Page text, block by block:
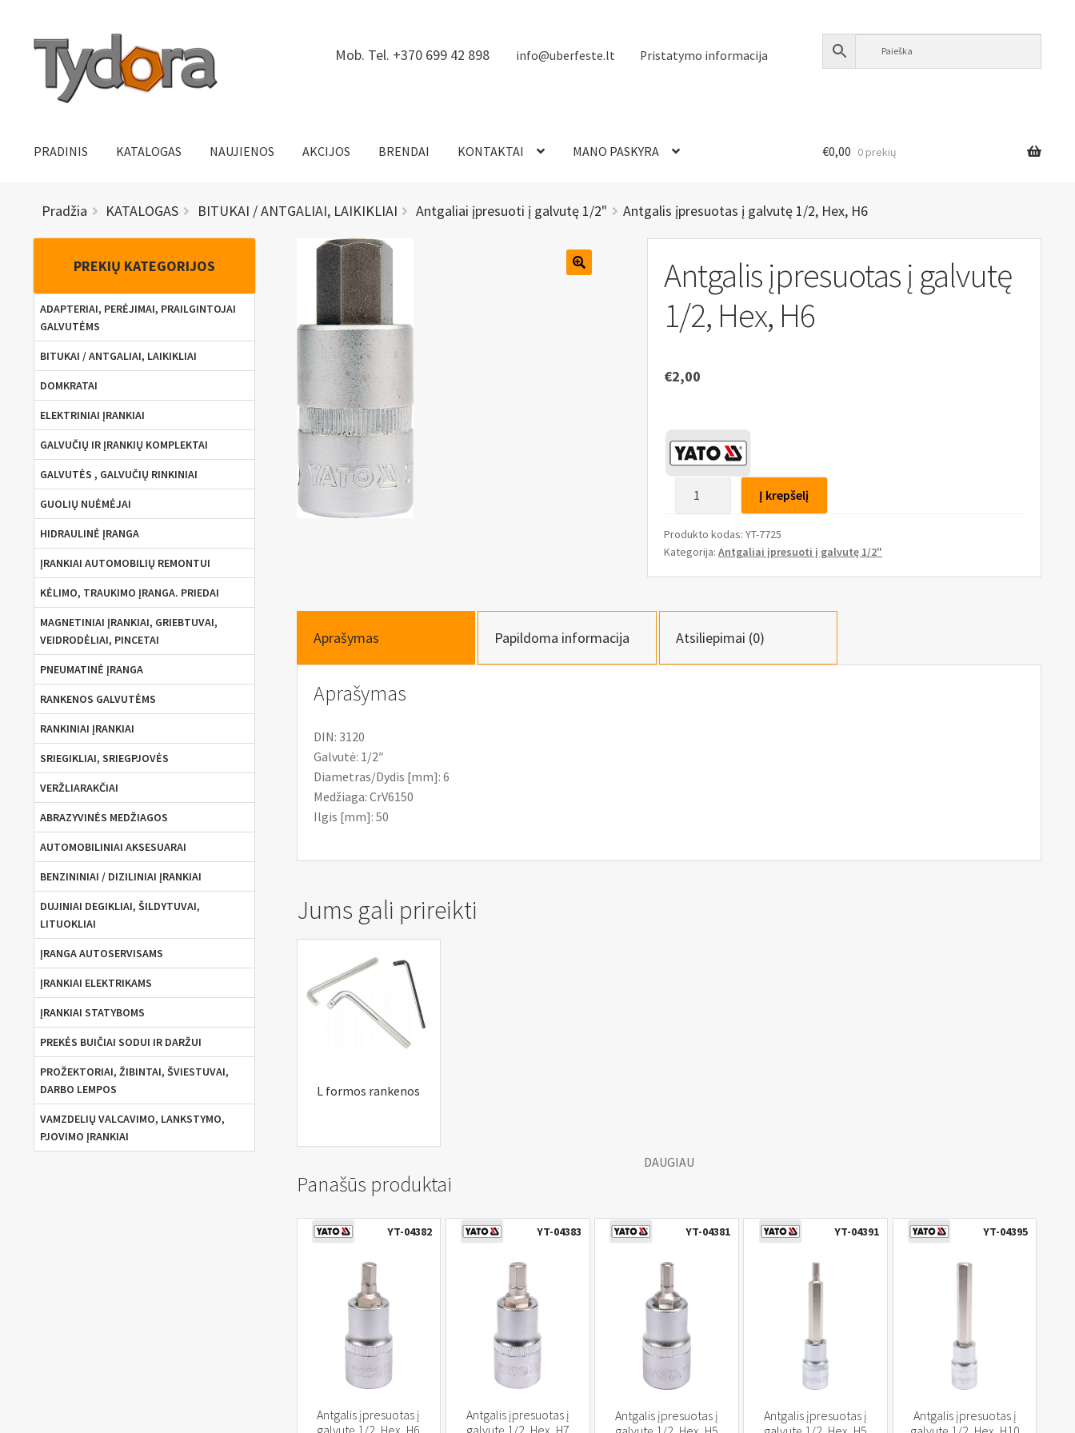
Pereiti
meniu
Pereiti
turinio
Mob. Tel. +370 699 42 898 info@uberfeste.lt Pristatymo informacija
PRADINIS KATALOGAS NAUJIENOS AKCIJOS BRENDAI KONTAKTAI MANO PASKYRA €0,00 0 prekių
Pradžia KATALOGAS BITUKAI / ANTGALIAI, LAIKIKLIAI Antgaliai įpresuoti į galvutę 1/2" Antgalis įpresuotas į galvutę 1/2, Hex, H6
Antgalis įpresuotas į galvutę
1/2, Hex, H6
€2,00
Antgalis
įpresuotas
H6
Į krepšelį
Produkto kodas: YT-7725
Kategorija: Antgaliai įpresuoti į galvutę 1/2"
Aprašymas Papildoma informacija Atsiliepimai (0)
Aprašymas
DIN: 3120
Galvutė: 1/2″
Diametras/Dydis [mm]: 6
Medžiaga: CrV6150
Ilgis [mm]: 50
Jums gali prireikti
L formos rankenos
DAUGIAU
Panašūs produktai
YT-04382
Antgalis įpresuotas į
galvutę 1/2, Hex, H6
YT-04383
Antgalis įpresuotas į
galvutę 1/2, Hex, H7
YT-04381
Antgalis įpresuotas į
YT-04391
Antgalis įpresuotas į
YT-04395
Antgalis įpresuotas į
PREKIŲ KATEGORIJOS
ADAPTERIAI, PERĖJIMAI, PRAILGINTOJAI
GALVUTĖMS
BITUKAI / ANTGALIAI, LAIKIKLIAI
DOMKRATAI
ELEKTRINIAI ĮRANKIAI
GALVUČIŲ IR ĮRANKIŲ KOMPLEKTAI
GALVUTĖS , GALVUČIŲ RINKINIAI
GUOLIŲ NUĖMĖJAI
HIDRAULINĖ ĮRANGA
ĮRANKIAI AUTOMOBILIŲ REMONTUI
KĖLIMO, TRAUKIMO ĮRANGA. PRIEDAI
MAGNETINIAI ĮRANKIAI, GRIEBTUVAI,
VEIDRODĖLIAI, PINCETAI
PNEUMATINĖ ĮRANGA
RANKENOS GALVUTĖMS
RANKINIAI ĮRANKIAI
SRIEGIKLIAI, SRIEGPJOVĖS
VERŽLIARAKČIAI
ABRAZYVINĖS MEDŽIAGOS
AUTOMOBILINIAI AKSESUARAI
BENZININIAI / DIZILINIAI ĮRANKIAI
DUJINIAI DEGIKLIAI, ŠILDYTUVAI,
LITUOKLIAI
ĮRANGA AUTOSERVISAMS
ĮRANKIAI ELEKTRIKAMS
ĮRANKIAI STATYBOMS
PREKĖS BUIČIAI SODUI IR DARŽUI
PROŽEKTORIAI, ŽIBINTAI, ŠVIESTUVAI,
DARBO LEMPOS
VAMZDELIŲ VALCAVIMO, LANKSTYMO,
PJOVIMO ĮRANKIAI